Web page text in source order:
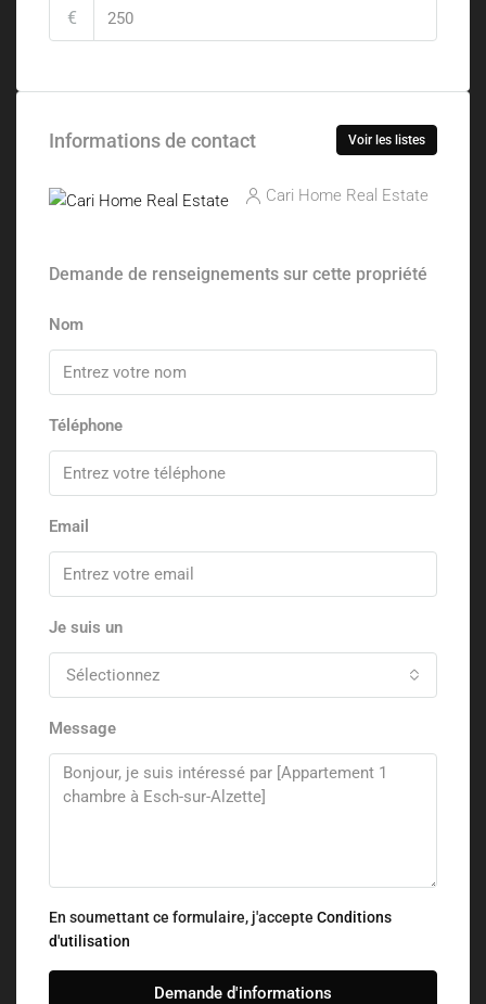
€
Informations de contact Voir les listes
Cari Home Real Estate
Demande de renseignements sur cette propriété
Nom
Téléphone
Email
Je suis un
Sélectionnez
Message
En soumettant ce formulaire, j'accepte Conditions
d'utilisation
Demande d'informations